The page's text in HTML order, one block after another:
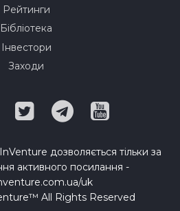
Рейтинги
Бібліотека
Інвестори
Заходи
InVenture дозволяється тільки за
активного посилання -
uk
All Rights Reserved